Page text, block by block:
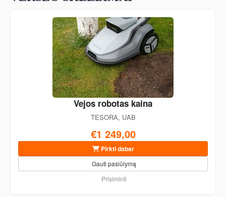
Vejos robotas kaina
TESORA, UAB
€1 249,00
Pirkti dabar
Gauti pasiūlymą
Prisiminti